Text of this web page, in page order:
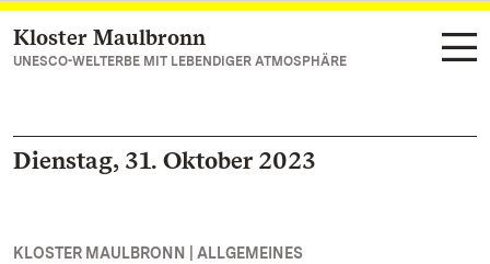
Zum Hauptinhalt springen
Kloster Maulbronn
UNESCO-WELTERBE MIT LEBENDIGER ATMOSPHÄRE
Dienstag, 31. Oktober 2023
KLOSTER MAULBRONN | ALLGEMEINES